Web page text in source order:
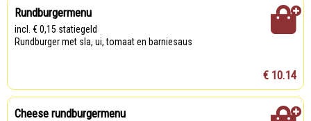
Rundburgermenu
incl. € 0,15 statiegeld
Rundburger met sla, ui, tomaat en barniesaus
€ 10.14
Cheese rundburgermenu